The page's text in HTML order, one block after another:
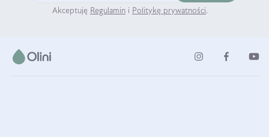
Akceptuję Regulamin i Politykę prywatności.